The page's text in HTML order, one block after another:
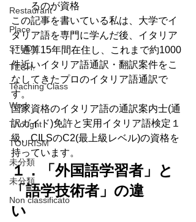
Restaurant
Place
STUDY
TECH.
Teaching Class
Work
Thought
TOURISM
未分類
未分類
Non classificato
るのが資格
この記事を書いている私は、大学でイ
タリア語を専門に学んだ後、イタリア
に通算15年間在住し、これまで約1000
件近いイタリア語通訳・翻訳案件をこ
なしてきたプロのイタリア語通訳で
す。
国家資格のイタリア語の通訳案内士(通
訳ガイド)免許と実用イタリア語検定１
級、CILSのC2(最上級レベル)の資格を
持っています。
１．「外国語学習者」と
「語学技術者」の違
い